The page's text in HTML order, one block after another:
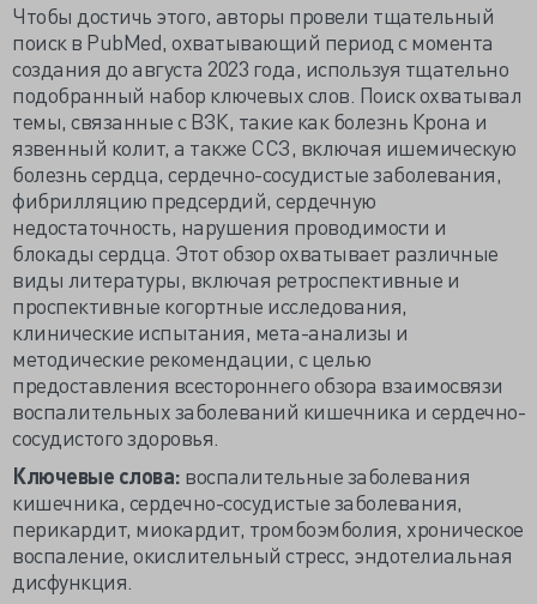
Чтобы достичь этого, авторы провели тщательный
поиск в PubMed, охватывающий период с момента
создания до августа 2023 года, используя тщательно
подобранный набор ключевых слов. Поиск охватывал
темы, связанные с ВЗК, такие как болезнь Крона и
язвенный колит, а также ССЗ, включая ишемическую
болезнь сердца, сердечно-сосудистые заболевания,
фибрилляцию предсердий, сердечную
недостаточность, нарушения проводимости и
блокады сердца. Этот обзор охватывает различные
виды литературы, включая ретроспективные и
проспективные когортные исследования,
клинические испытания, мета-анализы и
методические рекомендации, с целью
предоставления всестороннего обзора взаимосвязи
воспалительных заболеваний кишечника и сердечно-
сосудистого здоровья.
Ключевые слова: воспалительные заболевания
кишечника, сердечно-сосудистые заболевания,
перикардит, миокардит, тромбоэмболия, хроническое
воспаление, окислительный стресс, эндотелиальная
дисфункция.